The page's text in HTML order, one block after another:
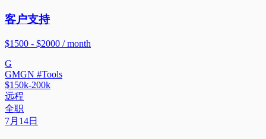
客户支持
$1500 - $2000 / month
G
GMGN #Tools
$150k-200k
远程
全职
7月14日